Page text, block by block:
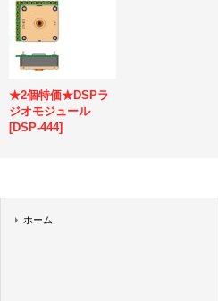
★2個特価★DSPラ
ジオモジュール
[DSP-444]
ホーム